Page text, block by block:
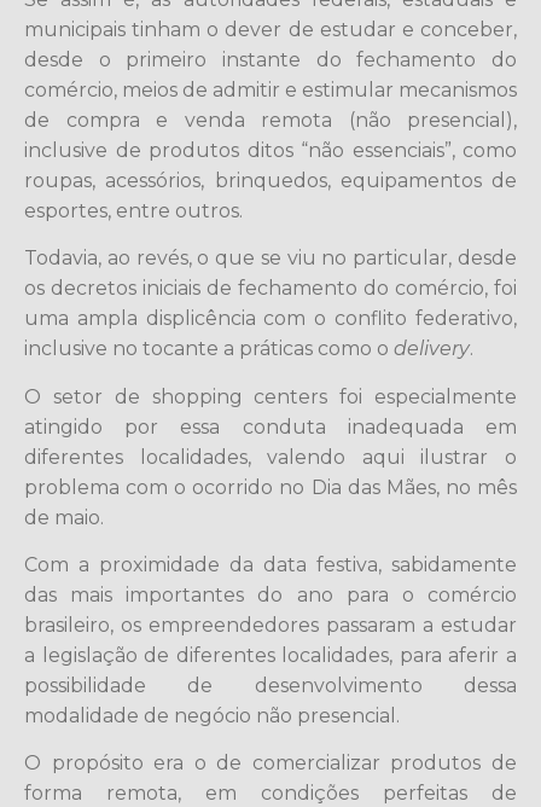
municipais tinham o dever de estudar e conceber,
desde o primeiro instante do fechamento do
comércio, meios de admitir e estimular mecanismos
de compra e venda remota (não presencial),
inclusive de produtos ditos “não essenciais”, como
roupas, acessórios, brinquedos, equipamentos de
esportes, entre outros.
Todavia, ao revés, o que se viu no particular, desde
os decretos iniciais de fechamento do comércio, foi
uma ampla displicência com o conflito federativo,
inclusive no tocante a práticas como o delivery.
O setor de shopping centers foi especialmente
atingido por essa conduta inadequada em
diferentes localidades, valendo aqui ilustrar o
problema com o ocorrido no Dia das Mães, no mês
de maio.
Com a proximidade da data festiva, sabidamente
das mais importantes do ano para o comércio
brasileiro, os empreendedores passaram a estudar
a legislação de diferentes localidades, para aferir a
possibilidade de desenvolvimento dessa
modalidade de negócio não presencial.
O propósito era o de comercializar produtos de
forma remota, em condições perfeitas de